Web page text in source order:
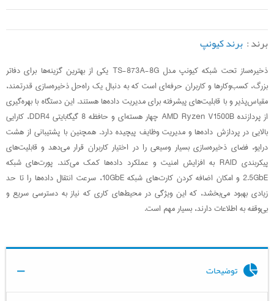
برند : برند کیونپ
ذخیره‌ساز تحت شبکه کیونپ مدل TS-873A-8G یکی از بهترین گزینه‌ها برای دفاتر
بزرگ، کسب‌وکارها و کاربران حرفه‌ای است که به دنبال یک راه‌حل ذخیره‌سازی قدرتمند،
مقیاس‌پذیر و با قابلیت‌های پیشرفته برای مدیریت داده‌ها هستند. این دستگاه با بهره‌گیری
از پردازنده AMD Ryzen V1500B چهار هسته‌ای و حافظه 8 گیگابایتی DDR4، کارایی
بالایی در پردازش داده‌ها و مدیریت وظایف پیچیده دارد. همچنین با پشتیبانی از هشت
درایو، فضای ذخیره‌سازی بسیار وسیعی را در اختیار کاربران قرار می‌دهد و قابلیت‌های
پیکربندی RAID به افزایش امنیت و عملکرد داده‌ها کمک می‌کند. پورت‌های شبکه
2.5GbE و امکان اضافه کردن کارت‌های شبکه 10GbE، سرعت انتقال داده‌ها را تا حد
زیادی بهبود می‌بخشد، که این ویژگی در محیط‌های کاری که نیاز به دسترسی سریع و
بی‌وقفه به اطلاعات دارند، بسیار مهم است.
توضیحات